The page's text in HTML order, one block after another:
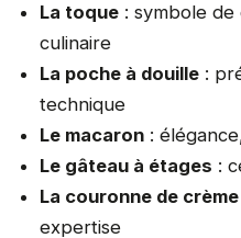
La toque : symbole
culinaire
La poche à douille :
technique
Le macaron :
Le gâteau à étages :
La couronne de crème
expertise